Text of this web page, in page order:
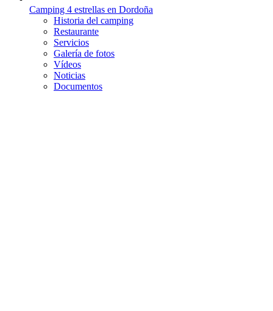
Camping 4 estrellas en Dordoña
Historia del camping
Restaurante
Servicios
Galería de fotos
Vídeos
Noticias
Documentos